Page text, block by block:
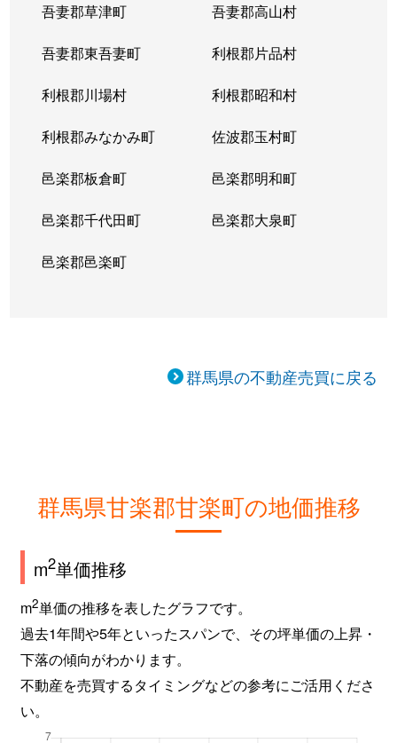
吾妻郡草津町 吾妻郡高山村
吾妻郡東吾妻町 利根郡片品村
利根郡川場村 利根郡昭和村
利根郡みなかみ町 佐波郡玉村町
邑楽郡板倉町 邑楽郡明和町
邑楽郡千代田町 邑楽郡大泉町
邑楽郡邑楽町
群馬県の不動産売買に戻る
群馬県甘楽郡甘楽町の地価推移
m2単価推移
m2単価の推移を表したグラフです。
過去1年間や5年といったスパンで、その坪単価の上昇・
下落の傾向がわかります。
不動産を売買するタイミングなどの参考にご活用くださ
い。